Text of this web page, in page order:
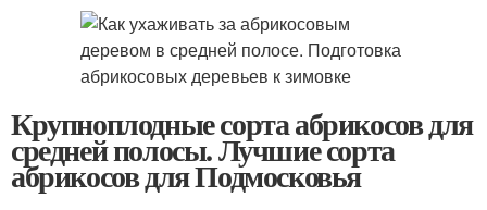
Крупноплодные сорта абрикосов для
средней полосы. Лучшие сорта
абрикосов для Подмосковья